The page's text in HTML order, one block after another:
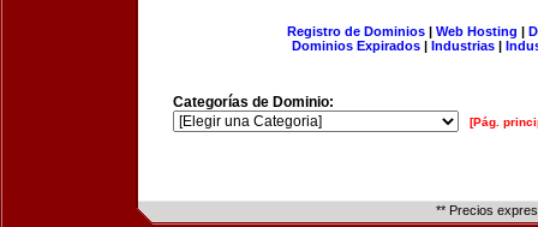
Registro de Dominios| Web Hosting |
Dominios Expirados | Industrias |
Categorías de Dominio:
[Pág.
** Precios